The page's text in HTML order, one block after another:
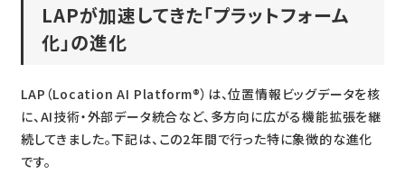
LAPが加速してきた「プラットフォーム
化」の進化
LAP（Location AI Platform®）は、位置情報ビッグデータを核
に、AI技術・外部データ統合など、多方向に広がる機能拡張を継
続してきました。下記は、この2年間で行った特に象徴的な進化
です。